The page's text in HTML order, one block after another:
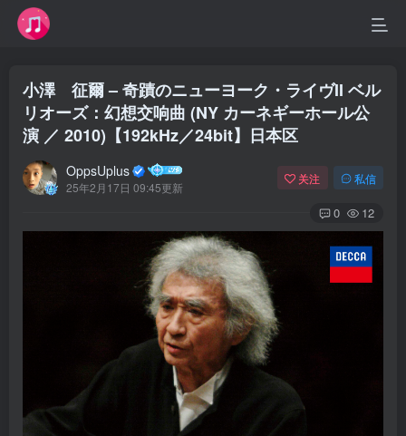
小澤 征爾 – 奇蹟のニューヨーク・ライヴII ベル
リオーズ：幻想交响曲 (NY カーネギーホール公
演 ／ 2010)【192kHz／24bit】日本区
OppsUplus
25年2月17日 09:45更新
关注 私信
0 12